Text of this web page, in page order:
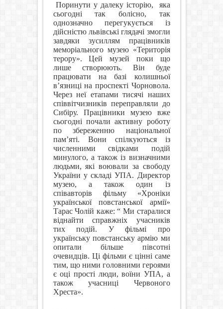
Поринути у далеку історію,
яка
сьогодні так болісно, так
однозначно перегукується із
дійсністю львівські глядачі змогли
завдяки зусиллям працівників
меморіального музею «Територія
терору». Цей музей поки що
лише створюють. Він буде
працювати на базі колишньої
в’язниці на проспекті Чорновола.
Через неї етапами тисячі наших
співвітчизників переправляли до
Сибіру. Працівники музею вже
сьогодні почали активну роботу
по збереженню національної
пам’яті. Вони спілкуються із
численними свідками подій
минулого, а також із визначними
людьми, які воювали за свободу
України у складі УПА. Директор
музею, а також один із
співавторів фільму «Хроніки
української повстанської армії»
Тарас Чолій каже: “ Ми старалися
віднайти справжніх учасників
тих подій. У фільмі про
українську повстанську армію ми
опитали більше півсотні
очевидців. Ці фільми є цінні саме
тим, що ними головними героями
є оці прості люди, воїни УПА, а
також учасниці Червоного
Хреста».